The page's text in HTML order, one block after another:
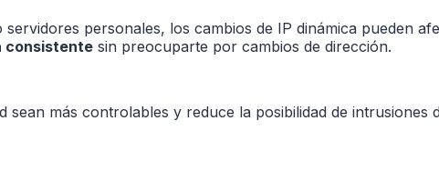
personales, los cambios de IP dinámica pueden
consistente sin preocuparte por cambios de dirección.
más controlables y reduce la posibilidad de intrusiones